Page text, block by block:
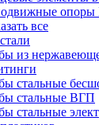
все
из
стальные
стальные ВГП
стальные